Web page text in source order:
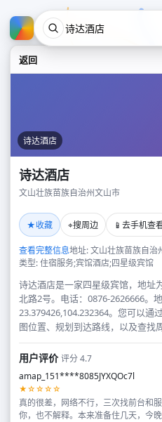
返回
诗达酒店
诗达酒店
文山壮族苗族自治州文山市
★收藏 ⌖搜周边 📱 去手机查
查看完整信息地址: 文山壮族苗族自治
类型: 住宿服务;宾馆酒店;四星级宾馆
诗达酒店是一家四星级宾馆，地址
北路2号。电话：0876-2626666。地
23.379426,104.232364。您可以通
图位置、规划到达路线，以及查找
用户评价评分 4.7
amap_151****8085JYXQOc7l
★☆☆☆☆
真的很差，网络不行，三次找前台和
你，也不解释。本来准备住几天，今晚